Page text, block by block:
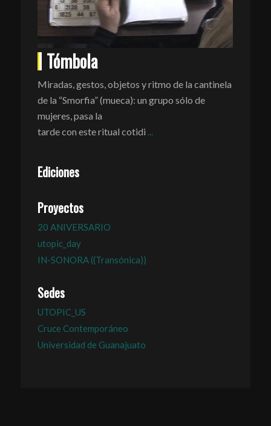
Tómbola
Miradas, gestos, objetos y ritmo de la cantinela
de la “Smorfia” (mueca): un grupo sólo de
mujeres, pasa la
tarde con este ritual cotidi
Ediciones
Proyectos
20 ANIVERSARIO
utopic_day
IN-SONORA ((Transónica))
Sedes
UTOPIC_US
Cruce Contemporáneo
Universidad de Guanajuato